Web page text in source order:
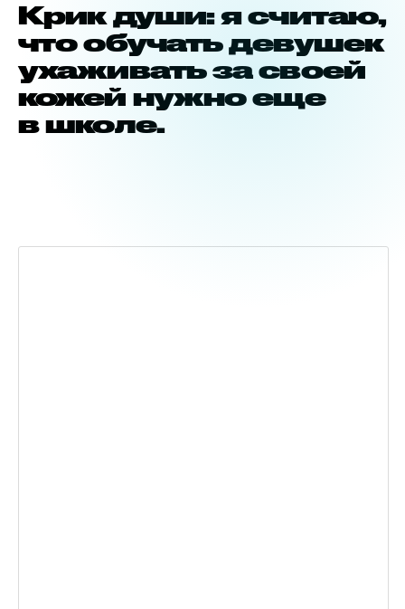
Крик души: я считаю,
что обучать девушек
ухаживать за своей
кожей нужно еще
в школе.